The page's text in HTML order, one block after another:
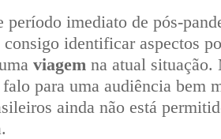
período imediato de pós-
consigo identificar aspectos
viagem na atual situação.
para uma audiência bem
ainda não está